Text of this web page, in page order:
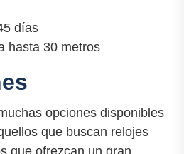
días
hasta 30 metros
opciones disponibles
que buscan relojes
que ofrezcan un gran